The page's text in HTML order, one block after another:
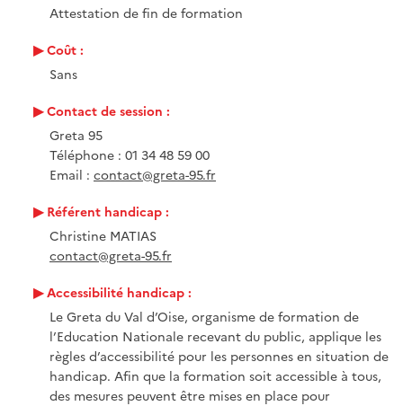
Attestation de fin de formation
Coût :
Sans
Contact de session :
Greta 95
Téléphone : 01 34 48 59 00
Email : contact@greta-95.fr
Référent handicap :
Christine MATIAS
contact@greta-95.fr
Accessibilité handicap :
Le Greta du Val d’Oise, organisme de formation de
l’Education Nationale recevant du public, applique les
règles d’accessibilité pour les personnes en situation de
handicap. Afin que la formation soit accessible à tous,
des mesures peuvent être mises en place pour